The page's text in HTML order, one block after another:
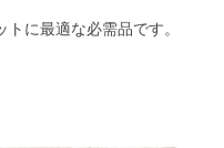
に最適な必需品です。